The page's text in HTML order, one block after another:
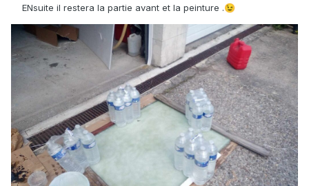
ENsuite il restera la partie avant et la peinture .😉